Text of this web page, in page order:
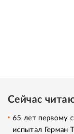
Сейчас
65 лет первому
испытал Герман